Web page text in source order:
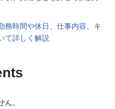
務時間や休日、仕事内容、キ
て詳しく解説
。